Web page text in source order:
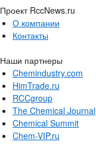
Проект RccNews.ru
О компании
Контакты
Наши партнеры
Chemindustry.com
HimTrade.ru
RCCgroup
The Chemical Journal
Chemical Summit
Chem-VIP.ru